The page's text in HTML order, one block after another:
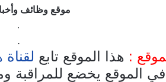
موقع وظائف
.
.
: هذا الموقع تابع
الموقع يخضع للمراقبة